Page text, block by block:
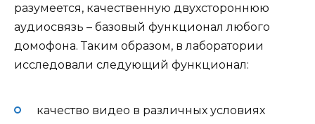
разумеется, качественную двухстороннюю
аудиосвязь – базовый функционал любого
домофона. Таким образом, в лаборатории
исследовали следующий функционал:
качество видео в различных условиях